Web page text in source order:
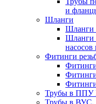
и
Шланги
Шланги
Шланги
Фитинги
Трубы в ППУ
Трубы в ВУС,